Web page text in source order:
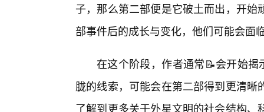
子，那么第二部便是它破土而出，开
部事件后的成长与变化，他们可能会面
在这个阶段，作者通常📝会开始揭
胧的线索，可能会在第二部得到更清
了解到更多关于外星文明的社会结构